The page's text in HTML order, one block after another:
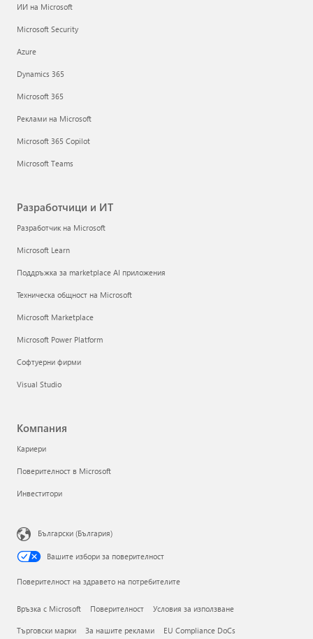
ИИ на Microsoft
Microsoft Security
Azure
Dynamics 365
Microsoft 365
Реклами на Microsoft
Microsoft 365 Copilot
Microsoft Teams
Разработчици и ИТ
Разработчик на Microsoft
Microsoft Learn
Поддръжка за marketplace AI приложения
Техническа общност на Microsoft
Microsoft Marketplace
Microsoft Power Platform
Софтуерни фирми
Visual Studio
Компания
Кариери
Поверителност в Microsoft
Инвеститори
Български (България)
Вашите избори за поверителност
Поверителност на здравето на потребителите
Връзка с Microsoft Поверителност Условия за използване
Търговски марки За нашите реклами EU Compliance DoCs